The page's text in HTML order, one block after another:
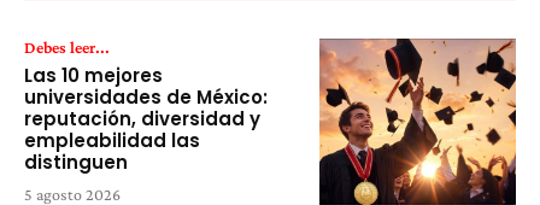
Debes leer...
Las 10 mejores
universidades de México:
reputación, diversidad y
empleabilidad las
distinguen
5 agosto 2026